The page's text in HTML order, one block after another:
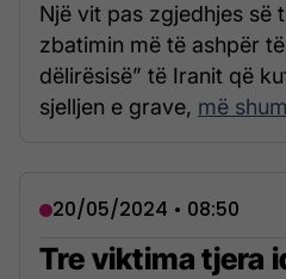
Një vit pas zgjedhjes së
zbatimin më të ashpër
dëlirësisë” të Iranit që
sjelljen e grave, më
20/05/2024 • 08:50
Tre viktima tjera